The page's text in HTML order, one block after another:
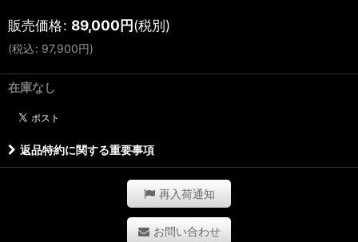
販売価格: 89,000円(税別)
(税込: 97,900円)
在庫なし
返品特約に関する重要事項
再入荷通知
お問い合わせ